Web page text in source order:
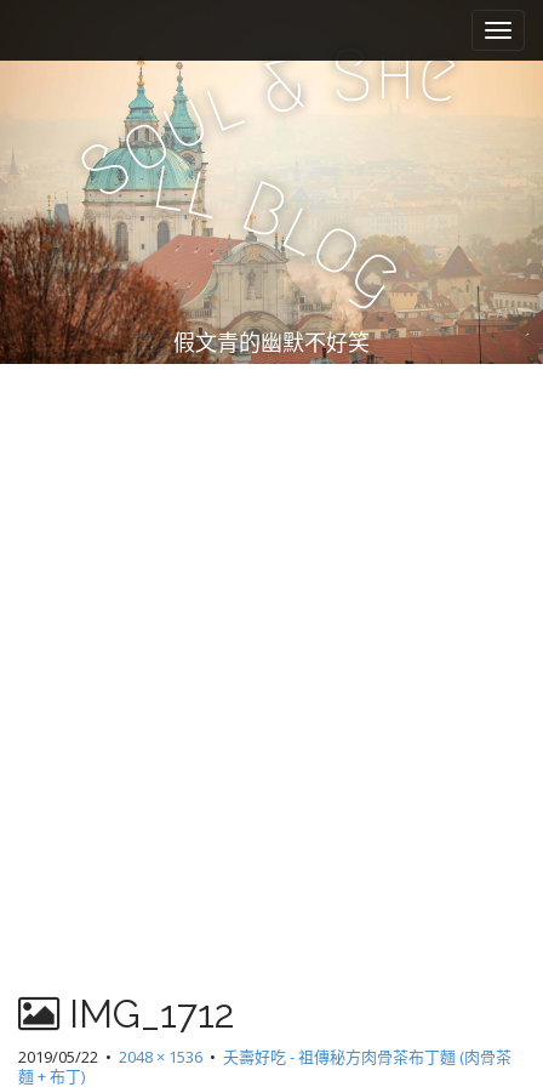
e
n
u
i
c
n
t
e
n
t
Soul&She
ll Bl
og
假文青的幽默不好笑
IMG_1712
2019/05/22 • 2048 × 1536 • 夭壽好吃 - 祖傳秘方肉骨茶布丁麵 (肉骨茶
麵 + 布丁)